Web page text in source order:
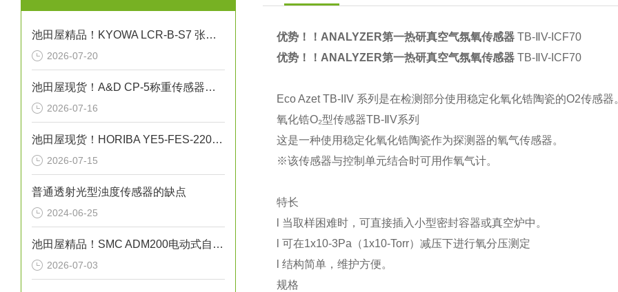
池田屋精品！KYOWA LCR-B-S7 张力计用载荷传感器
2026-07-20
池田屋现货！A&D CP-5称重传感器技术
2026-07-16
池田屋现货！HORIBA YE5-FES-220-L-SF-SN-2卫生型电导率传感器
2026-07-15
普通透射光型浊度传感器的缺点
2024-06-25
池田屋精品！SMC ADM200电动式自动排水阀技术参数与应用解析
2026-07-03
优势！！ANALYZER第一热研真空气氛氧传感器 TB-ⅡV-ICF70
优势！！ANALYZER第一热研真空气氛氧传感器 TB-ⅡV-ICF70
Eco Azet TB-IIV 系列是在检测部分使用稳定化氧化锆陶瓷的O2传感器
氧化锆O₂型传感器TB-ⅡV系列
这是一种使用稳定化氧化锆陶瓷作为探测器的氧气传感器。
※该传感器与控制单元结合时可用作氧气计。
特长
l 当取样困难时，可直接插入小型密封容器或真空炉中。
l 可在1x10-3Pa（1x10-Torr）减压下进行氧分压测定
l 结构简单，维护方便。
规格